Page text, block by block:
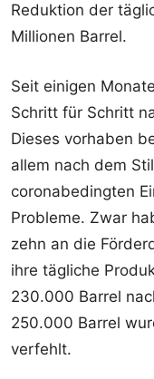
Reduktion der
Millionen Barrel.
Seit einigen
Schritt für Schritt
Dieses vorhaben
allem nach dem
coronabedingten
Probleme. Zwar
zehn an die
ihre tägliche
230.000 Barrel
250.000 Barrel
verfehlt.